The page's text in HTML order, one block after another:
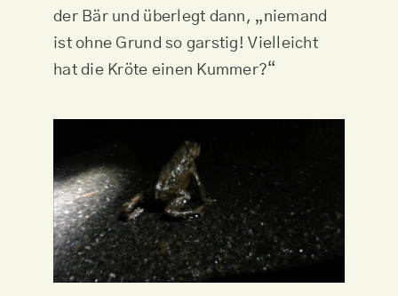
der Bär und überlegt dann, „niemand
ist ohne Grund so garstig! Vielleicht
hat die Kröte einen Kummer?“